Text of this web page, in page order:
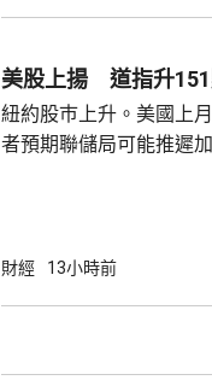
何正當理由可以解除庫克的職務
美股上揚 道指升
紐約股巿上升。美國上
者預期聯儲局可能推遲加
上升47點。 總計整個星期，納指上升5.2%。
財經 13小時前